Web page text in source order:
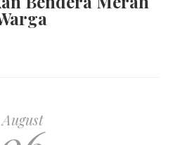
August